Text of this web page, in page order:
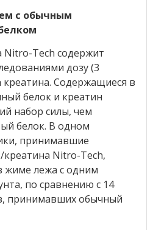
с обычным
Tech содержит
дозу (3
Содержащиеся в
белок и креатин
набор силы, чем
белок. В одном
принимавшие
креатина Nitro-Tech,
жиме лежа с одним
по сравнению с 14
принимавших обычный